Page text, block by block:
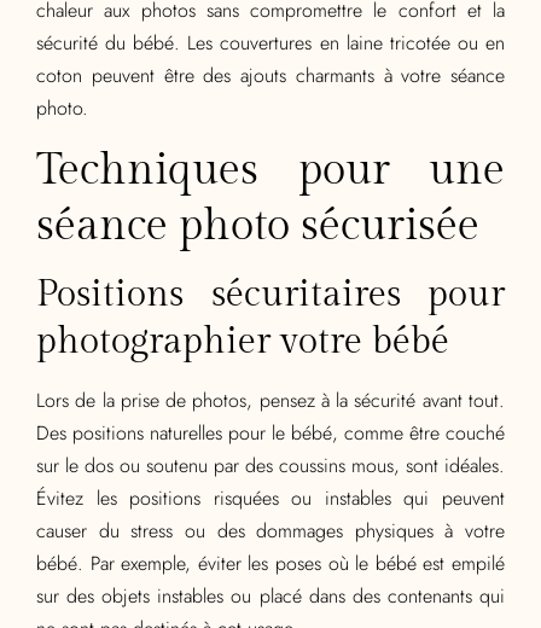
chaleur aux photos sans compromettre le confort et la
sécurité du bébé. Les couvertures en laine tricotée ou en
coton peuvent être des ajouts charmants à votre séance
photo.
Techniques pour une
séance photo sécurisée
Positions sécuritaires pour
photographier votre bébé
Lors de la prise de photos, pensez à la sécurité avant tout.
Des positions naturelles pour le bébé, comme être couché
sur le dos ou soutenu par des coussins mous, sont idéales.
Évitez les positions risquées ou instables qui peuvent
causer du stress ou des dommages physiques à votre
bébé. Par exemple, éviter les poses où le bébé est empilé
sur des objets instables ou placé dans des contenants qui